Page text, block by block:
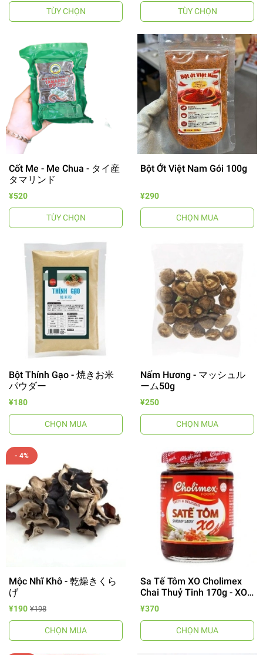
TÙY CHỌN TÙY CHỌN
Cốt Me - Me Chua - タイ産
タマリンド
¥520
TÙY CHỌN
Bột Ớt Việt Nam Gói 100g
¥290
CHỌN MUA
Bột Thính Gạo - 焼きお米
パウダー
¥180
CHỌN MUA
Nấm Hương - マッシュル
ーム50g
¥250
CHỌN MUA
- 4%
Mộc Nhĩ Khô - 乾燥きくら
げ
¥190 ¥198
CHỌN MUA
Sa Tế Tôm XO Cholimex
Chai Thuỷ Tinh 170g - XO
エビ醤/サ.テ.トム
¥370
CHỌN MUA